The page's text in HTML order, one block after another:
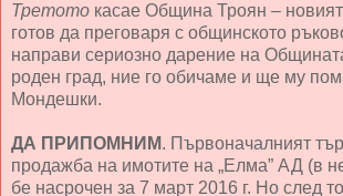
Третото касае Община Троян –
готов да преговаря с общинското
направи сериозно дарение на
роден град, ние го обичаме и ще му
Мондешки.
ДА ПРИПОМНИМ. Първоначалният
продажба на имотите на „Елма” АД (в
бе насрочен за 7 март 2016 г. Но след